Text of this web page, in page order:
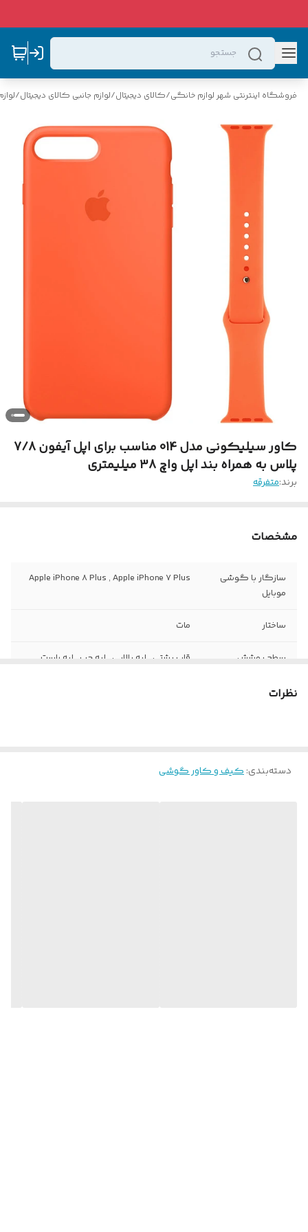
فروشگاه اینترنتی شهر لوازم خانگی/کالای دیجیتال/لوازم جانبی کالای دیجیتال/
کاور سیلیکونی مدل 014 مناسب برای اپل آیفون 7/8
پلاس به همراه بند اپل واچ 38 میلیمتری
برند:متفرقه
مشخصات
سازگار با گوشی
موبایل
Apple iPhone 8 Plus , Apple iPhone 7 Plus
ساختار مات
سطح پوشش
قاب پشتی , لبه بالایی , لبه چپ , لبه راست ,
میلیمتری نارنجی رنگ
نظرات
دسته‌بندی:کیف و کاور گوشی